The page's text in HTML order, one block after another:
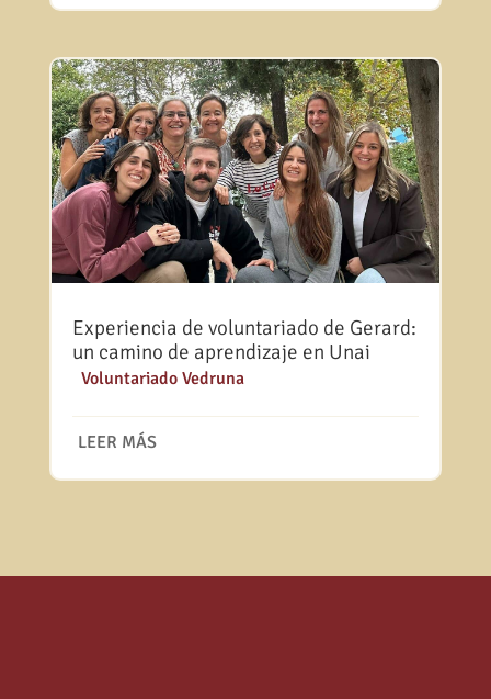
Experiencia de voluntariado de Gerard:
un camino de aprendizaje en Unai
Voluntariado Vedruna
LEER MÁS